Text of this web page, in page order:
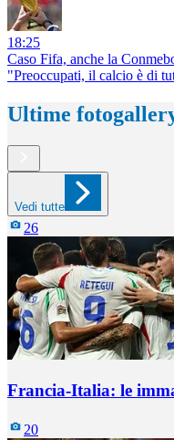
18:25
Caso Fifa, anche la
"Preoccupati, il calcio è di
Ultime
Vedi tutte
26
Francia-Italia: le
20